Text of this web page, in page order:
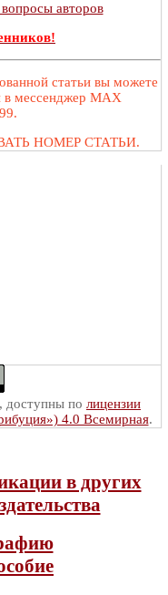
авторов
статьи вы можете
в мессенджер MAX
НОМЕР СТАТЬИ.
доступны по лицензии
4.0 Всемирная.
в других